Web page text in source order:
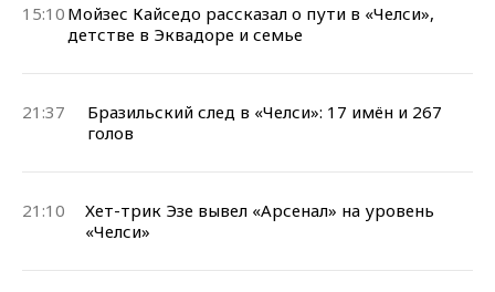
15:10 Мойзес Кайседо рассказал о пути в «Челси»,
детстве в Эквадоре и семье
21:37
Бразильский след в «Челси»: 17 имён и 267
голов
21:10
Хет-трик Эзе вывел «Арсенал» на уровень
«Челси»